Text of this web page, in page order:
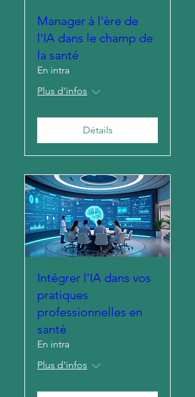
Manager à l'ère de
l'IA dans le champ de
la santé
En intra
Plus d'infos
Détails
Intégrer l'IA dans vos
pratiques
professionnelles en
santé
En intra
Plus d'infos